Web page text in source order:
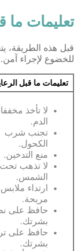
تعليمات ما
قبل هذه الطريقة،
للخضوع لإجراء آمن.
تعليمات ما قبل
لا تأخذ
الدم.
تجنب شرب
الكحول.
منع التدخين.
لا تذهب تحت
الشمس.
ارتداء ملابس
مريحة.
حافظ على
بشرتك.
حافظ على
بشرتك.